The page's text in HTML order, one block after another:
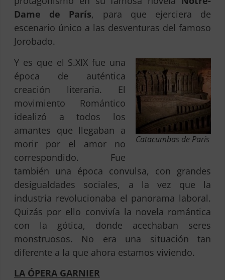
Dame de París, para que ejerciera de
escenario único a las desventuras del famoso
Jorobado.
Catacumbas de París
Y es que el S.XIX fue una
época de auténtica
creación literaria. El
movimiento Romántico
idealizó a todos los
amantes que llegaban a
morir por el amor no
correspondido. Fue
también una época convulsa, con grandes
desigualdades sociales, a la vez que la
industria revolucionaba el panorama laboral.
Quizás por ello convivía la novela romántica
con la gótica, donde acechaban seres
monstruosos. No era una situación tan
diferente a la que ahora estamos viviendo.
LA ÓPERA GARNIER